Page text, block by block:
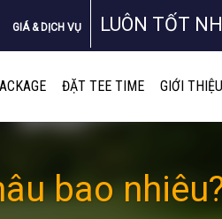
GIÁ & DỊCH VỤ LUÔN TỐT
ĐẶT TEE TIME GIỚI THIỆU
bao